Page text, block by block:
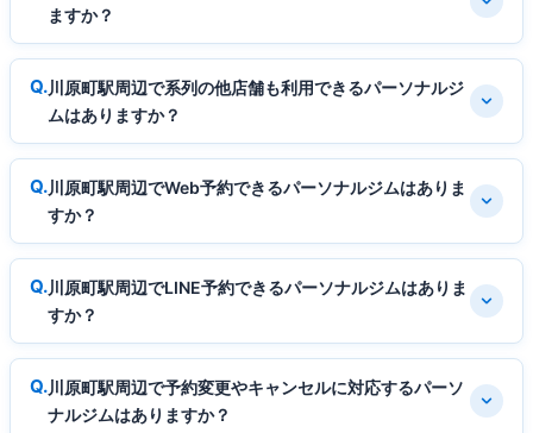
ますか？
川原町駅周辺で系列の他店舗も利用できるパーソナルジ
ムはありますか？
川原町駅周辺でWeb予約できるパーソナルジムはありま
すか？
川原町駅周辺でLINE予約できるパーソナルジムはありま
すか？
川原町駅周辺で予約変更やキャンセルに対応するパーソ
ナルジムはありますか？